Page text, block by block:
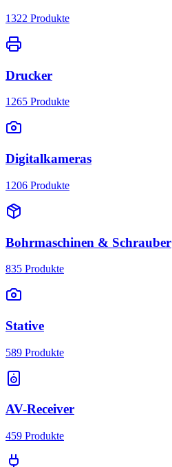
1322 Produkte
Drucker
1265 Produkte
Digitalkameras
1206 Produkte
Bohrmaschinen & Schrauber
835 Produkte
Stative
589 Produkte
AV-Receiver
459 Produkte